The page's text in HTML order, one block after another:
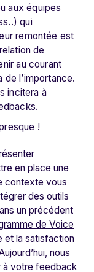
aux équipes
qui
remontée est
de
au courant
l’importance.
incitera à
!
en place une
contexte vous
des outils
un précédent
de Voice
et la satisfaction
nous
à votre feedback